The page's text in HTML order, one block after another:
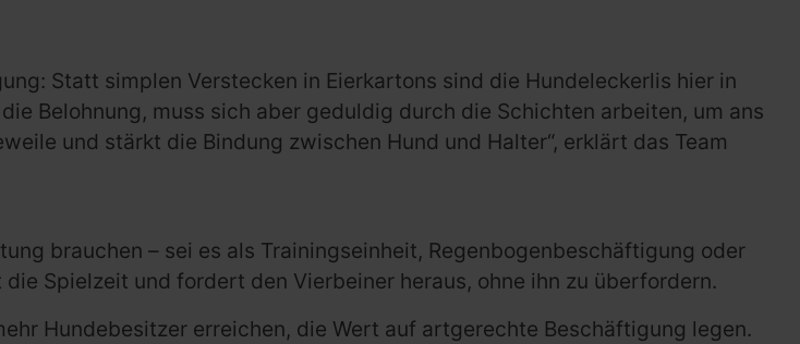
Statt simplen Verstecken in Eierkartons sind die Hundeleckerlis hier in
Belohnung, muss sich aber geduldig durch die Schichten arbeiten, um ans
und stärkt die Bindung zwischen Hund und Halter“, erklärt das Team
brauchen – sei es als Trainingseinheit, Regenbogenbeschäftigung oder
Spielzeit und fordert den Vierbeiner heraus, ohne ihn zu überfordern.
Hundebesitzer erreichen, die Wert auf artgerechte Beschäftigung legen.